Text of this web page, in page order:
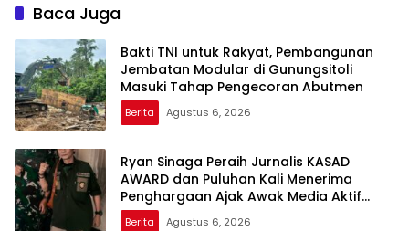
Baca Juga
Bakti TNI untuk Rakyat, Pembangunan
Jembatan Modular di Gunungsitoli
Masuki Tahap Pengecoran Abutmen
Berita Agustus 6, 2026
Ryan Sinaga Peraih Jurnalis KASAD
AWARD dan Puluhan Kali Menerima
Penghargaan Ajak Awak Media Aktif
Publikasi Kegiatan TNI
Berita Agustus 6, 2026